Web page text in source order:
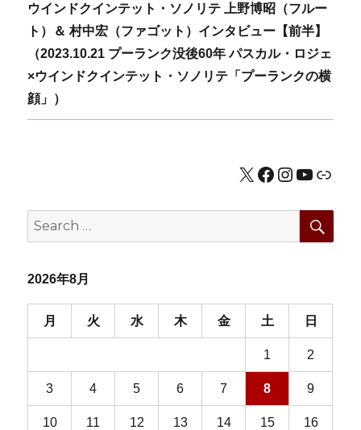
稿
ナ
ビ
ゲ
ョ
ウインドクインテット・ソノリテ 上野博昭（フルー
ト）＆ 村中宏（ファゴット）インタビュー【前半】
（2023.10.21 プーランク没後60年 パスカル・ロジェ
×ウインドクインテット・ソノリテ「プーランクの横
顔」）
X Facebook
Instagram
公式HP
Search
for:
2026年8月
月 火 水 木 金 土 日
1 2
3 4 5 6 7 8 9
10 11 12 13 14 15 16